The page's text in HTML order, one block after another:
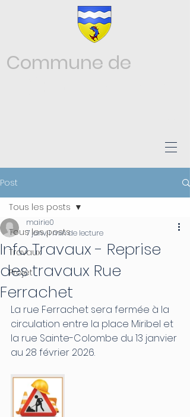
Commune de
Post
Tous les posts
Travaux
Projet
Tous les posts
Info Travaux - Reprise
des travaux Rue
Ferrachet
mairie0
7 janv.1 min de lecture
La rue Ferrachet sera fermée à la
circulation entre la place Miribel et
la rue Sainte-Colombe du 13 janvier
au 28 février 2026.